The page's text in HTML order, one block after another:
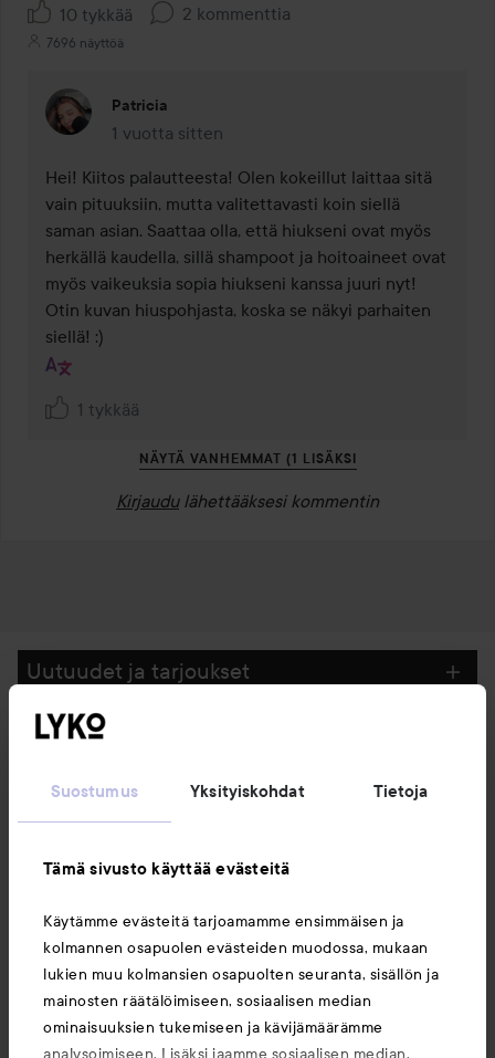
Suostumus Yksityiskohdat Tietoja
Tämä sivusto käyttää evästeitä
Käytämme evästeitä tarjoamamme ensimmäisen ja
kolmannen osapuolen evästeiden muodossa, mukaan
lukien muu kolmansien osapuolten seuranta, sisällön ja
mainosten räätälöimiseen, sosiaalisen median
ominaisuuksien tukemiseen ja kävijämäärämme
analysoimiseen. Lisäksi jaamme sosiaalisen median,
10 tykkää 2 kommenttia
7696 näyttöä
Patricia
1 vuotta sitten
Kommentti lisättiin 1 vuotta sitten
Hei! Kiitos palautteesta! Olen kokeillut laittaa sitä
vain pituuksiin, mutta valitettavasti koin siellä
saman asian. Saattaa olla, että hiukseni ovat myös
herkällä kaudella, sillä shampoot ja hoitoaineet ovat
myös vaikeuksia sopia hiukseni kanssa juuri nyt!
Otin kuvan hiuspohjasta, koska se näkyi parhaiten
siellä! :)
1 tykkää
NÄYTÄ VANHEMMAT (1 LISÄKSI
Kirjaudu lähettääksesi kommentin
Uutuudet ja tarjoukset
Seuraa meitä
Asiakaspalvelu
Saattaisit myös tykätä